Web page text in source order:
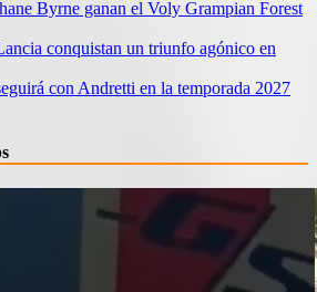
Byrne ganan el Voly Grampian Forest
conquistan un triunfo agónico en
con Andretti en la temporada 2027